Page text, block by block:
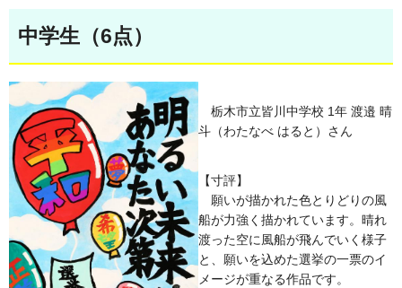
中学生（6点）
栃木市立皆川中学校 1年 渡邉 晴
斗（わたなべ はると）さん
【寸評】
願いが描かれた色とりどりの風
船が力強く描かれています。晴れ
渡った空に風船が飛んでいく様子
と、願いを込めた選挙の一票のイ
メージが重なる作品です。